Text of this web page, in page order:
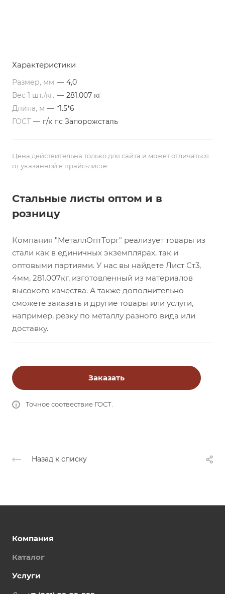
Характеристики
Размер, мм — 4,0
Вес 1 шт./кг. — 281.007 кг
Длина, м — *1.5*6
ГОСТ — г/к пс Запорожсталь
Цена действительна только для сайта и может отличаться
от указанной в прайс-листе
Стальные листы оптом и в
розницу
Компания "МеталлОптТорг" реализует товары из
стали как в единичных экземплярах, так и
оптовыми партиями. У нас вы найдете Лист Ст3,
4мм, 281.007кг, изготовленный из материалов
высокого качества. А также дополнительно
сможете заказать и другие товары или услуги,
например, резку по металлу разного вида или
доставку.
Заказать
Точное соотвествие ГОСТ.
Назад к списку
Компания
Каталог
Услуги